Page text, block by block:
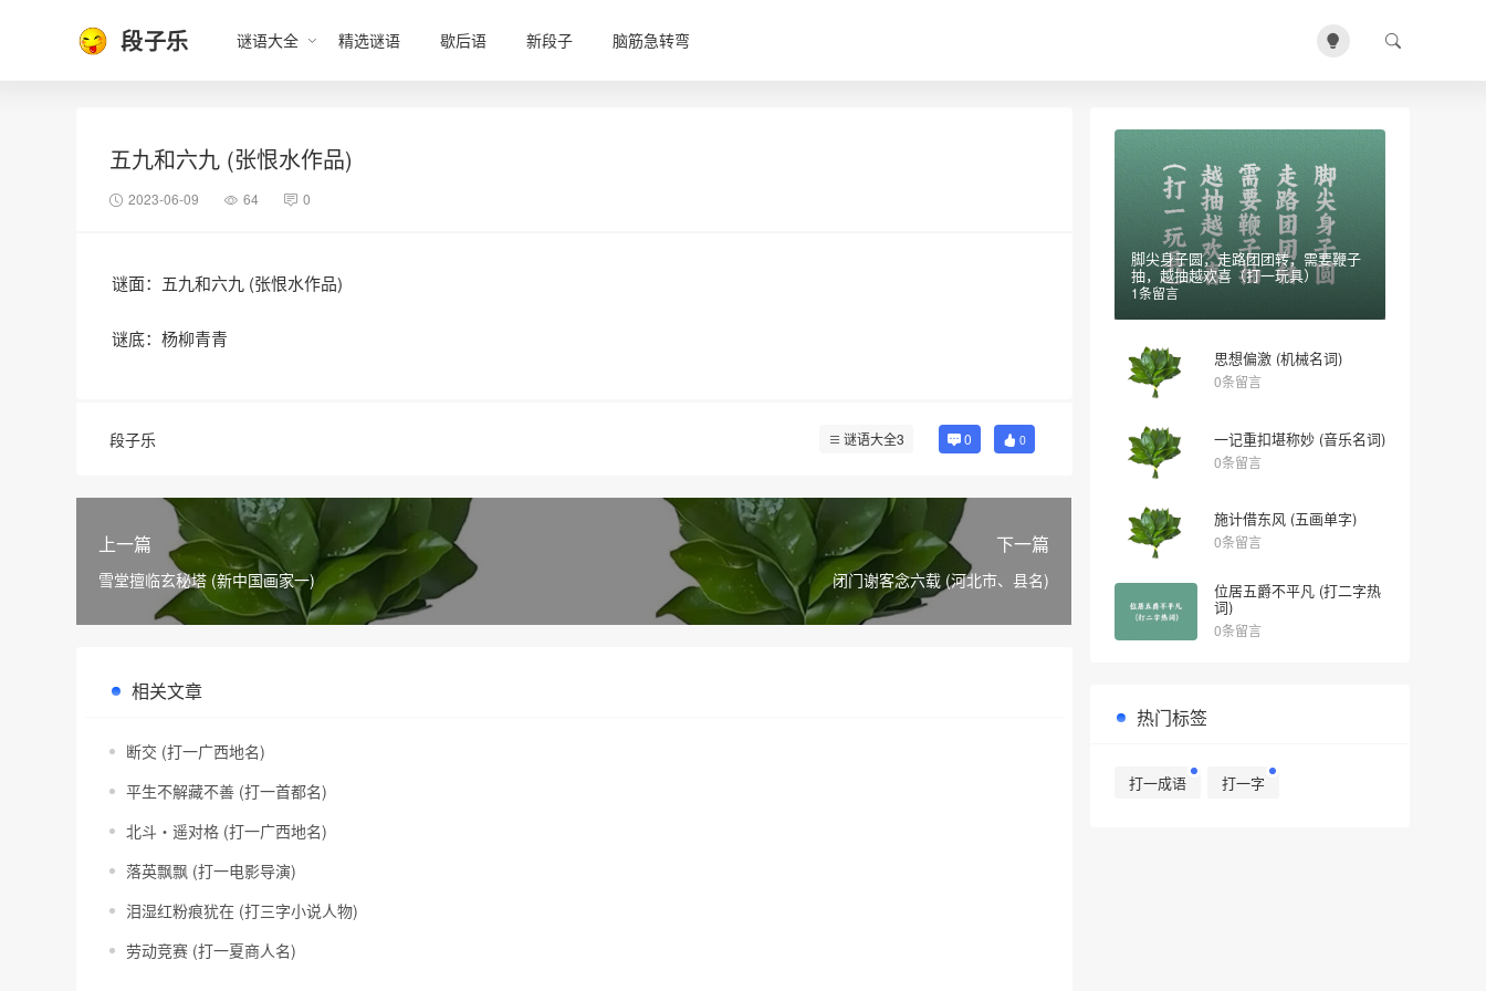
段子乐 谜语大全 精选谜语 歇后语 新段子 脑筋急转弯
五九和六九 (张恨水作品)
2023-06-09 64 0
谜面：五九和六九 (张恨水作品)
谜底：杨柳青青
段子乐 谜语大全3 0 0
上一篇
雪堂擅临玄秘塔 (新中国画家一)
下一篇
闭门谢客念六载 (河北市、县名)
相关文章
断交 (打一广西地名)
平生不解藏不善 (打一首都名)
北斗・遥对格 (打一广西地名)
落英飘飘 (打一电影导演)
泪湿红粉痕犹在 (打三字小说人物)
劳动竞赛 (打一夏商人名)
脚尖身子圆，走路团团转，需要鞭子
抽，越抽越欢喜（打一玩具）
1条留言
思想偏激 (机械名词)
0条留言
一记重扣堪称妙 (音乐名词)
0条留言
施计借东风 (五画单字)
0条留言
位居五爵不平凡 (打二字热
词)
0条留言
热门标签
打一成语 打一字